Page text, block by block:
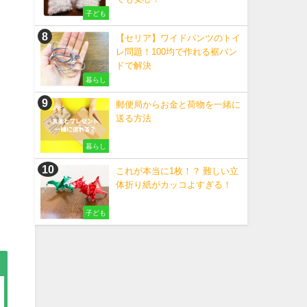
子ども
暮らし
【セリア】ワイドパンツのトイ
レ問題！100均で作れる裾バン
ドで解決
暮らし
郵便局からお金と荷物を一緒に
送る方法
子ども
これが本当に1枚！？ 難しい立
体折り紙がカッコよすぎる！